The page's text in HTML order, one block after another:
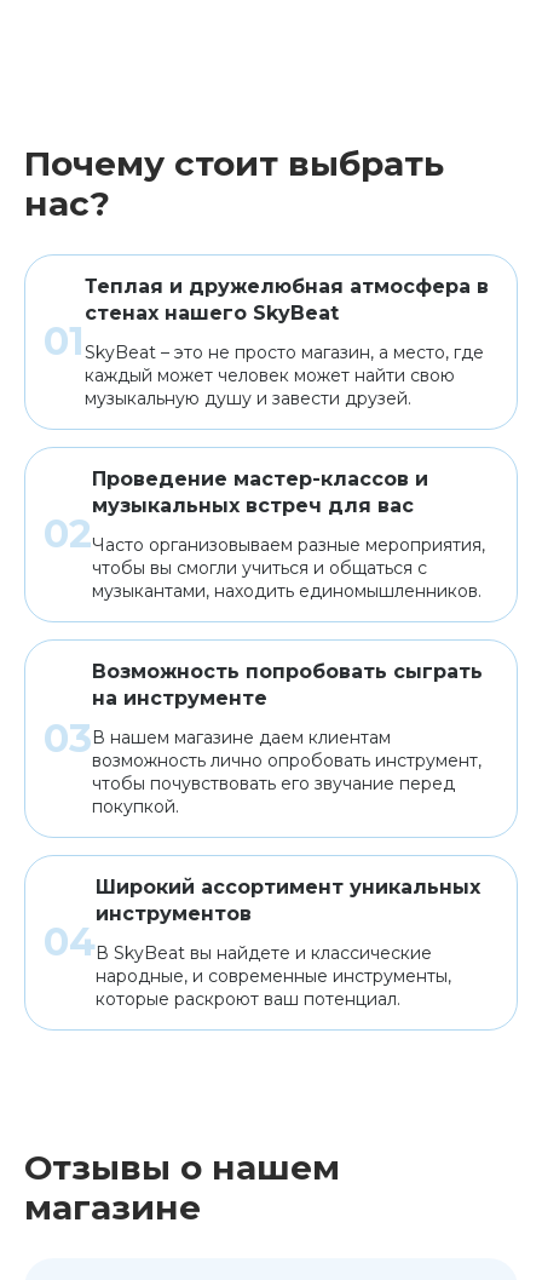
Почему стоит выбрать
нас?
Теплая и дружелюбная атмосфера в
стенах нашего SkyBeat
SkyBeat – это не просто магазин, а место, где
каждый может человек может найти свою
музыкальную душу и завести друзей.
Проведение мастер-классов и
музыкальных встреч для вас
Часто организовываем разные мероприятия,
чтобы вы смогли учиться и общаться с
музыкантами, находить единомышленников.
Возможность попробовать сыграть
на инструменте
В нашем магазине даем клиентам
возможность лично опробовать инструмент,
чтобы почувствовать его звучание перед
покупкой.
Широкий ассортимент уникальных
инструментов
В SkyBeat вы найдете и классические
народные, и современные инструменты,
которые раскроют ваш потенциал.
Отзывы о нашем
магазине